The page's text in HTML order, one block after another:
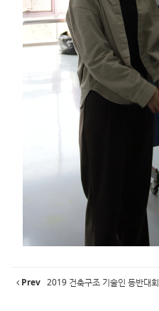
Prev 2019 건축구조 기술인 등반대회